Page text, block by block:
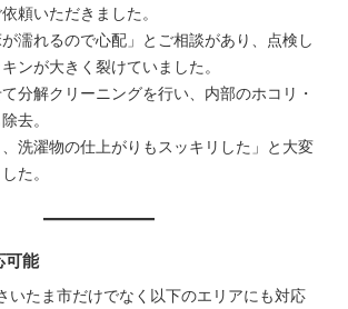
頼いただきました。
濡れるので心配」とご相談があり、点検し
ンが大きく裂けていました。
分解クリーニングを行い、内部のホコリ・
去。
、洗濯物の仕上がりもスッキリした」と大変
た。
可能
いたま市だけでなく以下のエリアにも対応